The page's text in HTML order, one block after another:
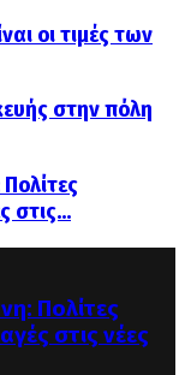
οι τιμές των
στην πόλη
στις...
Πολίτες
στις νέες